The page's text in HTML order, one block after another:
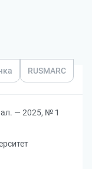
RUSMARC
— 2025, № 1